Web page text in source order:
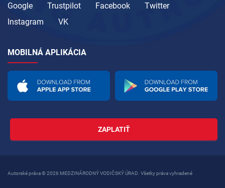
Google Trustpilot Facebook
Twitter
Instagram
VK
MOBILNÁ APLIKÁCIA
ZAPLATIŤ
Autorské práva © 2026 MEDZINÁRODNÝ VODIČSKÝ ÚRAD. Všetky práva vyhradené